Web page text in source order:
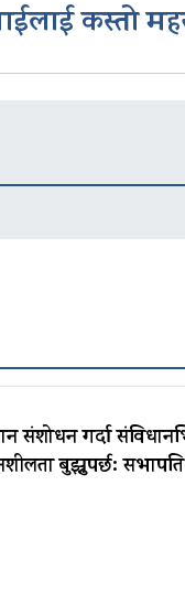
कस्तो
संशोधन गर्दा
बुझ्नुपर्छ: